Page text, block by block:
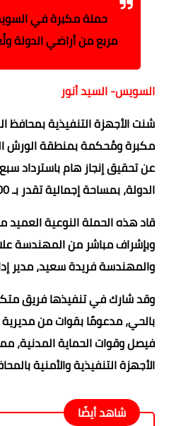
مربع من أراضي الدولة
السويس- السيد أنور
شنت الأجهزة التنفيذية بمحافظ
مكبرة ومُحكمة بمنطقة الورش
عن تحقيق إنجاز هام باسترداد
الدولة، بمساحة إجمالية تقدر بـ 2200 متر مربع.
قاد هذه الحملة النوعية
وبإشراف مباشر من المهندسة
والمهندسة فريدة سعيد، مدير
وقد شارك في تنفيذها فريق
بالحي، مدعومًا بقوات من
فيصل وقوات الحماية المدنية،
الأجهزة التنفيذية والأمنية
شاهد أيضًا